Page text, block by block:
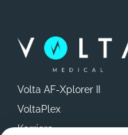
Volta AF-Xplorer II
VoltaPlex
Karriere